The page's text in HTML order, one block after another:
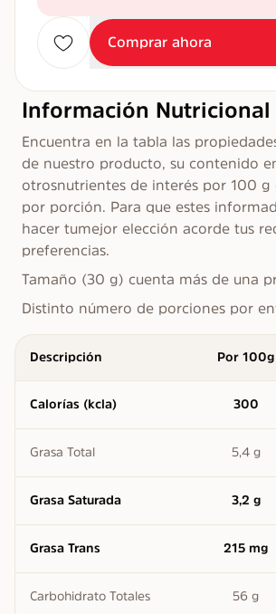
Comprar ahora
Información Nutricional
Encuentra en la tabla las
de nuestro producto, su contenido
otros nutrientes de interés por 100
por porción. Para que estes
hacer tu mejor elección acorde tus
preferencias.​
Tamaño (30 g) cuenta más de una
Distinto número de porciones por
Descripción Por 100g
Calorías (kcla) 300
Grasa Total 5,4 g
Grasa Saturada 3,2 g
Grasa Trans 215 mg
Carbohidrato Totales 56 g